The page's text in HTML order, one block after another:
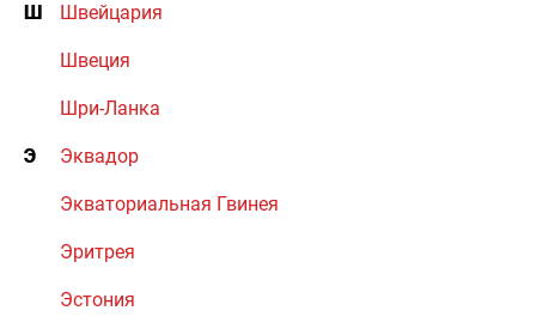
Ш Швейцария
Швеция
Шри-Ланка
Э Эквадор
Экваториальная Гвинея
Эритрея
Эстония